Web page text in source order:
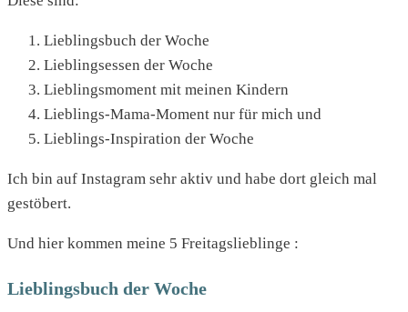
Lieblingsbuch der Woche
Lieblingsessen der Woche
Lieblingsmoment mit meinen Kindern
Lieblings-Mama-Moment nur für mich und
Lieblings-Inspiration der Woche
Ich bin auf Instagram sehr aktiv und habe dort gleich mal
gestöbert.
Und hier kommen meine 5 Freitagslieblinge :
Lieblingsbuch der Woche